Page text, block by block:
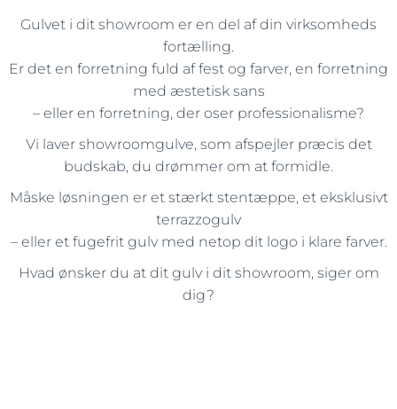
Gulvet i dit showroom er en del af din virksomheds
fortælling.
Er det en forretning fuld af fest og farver, en forretning
med æstetisk sans
– eller en forretning, der oser professionalisme?
Vi laver showroomgulve, som afspejler præcis det
budskab, du drømmer om at formidle.
Måske løsningen er et stærkt stentæppe, et eksklusivt
terrazzogulv
– eller et fugefrit gulv med netop dit logo i klare farver.
Hvad ønsker du at dit gulv i dit showroom, siger om
dig?